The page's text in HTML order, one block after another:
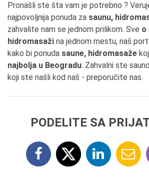
Pronašli ste šta vam je potrebno ?
najpovoljnija ponuda za saunu,
zahvalite nam se jednom prilikom. Sve o
hidromasaži na jednom mestu, naš
kako bi ponuda saune, hidromasaže
najbolja u Beogradu. Zahvalni ste
koji ste našli kod naš - preporučite nas.
PODELITE SA